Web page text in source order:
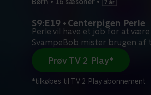
Børn • 16 sæsoner •
S9:E19 • Centerpigen Perle
Perle vil have et job for at
SvampeBob mister brugen af
Prøv TV 2 Play*
*tilkøbes til TV 2 Play abonnement